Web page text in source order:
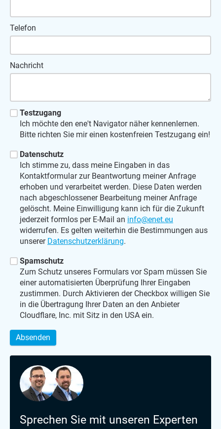
Telefon
Nachricht
Testzugang
Ich möchte den ene't Navigator näher kennenlernen.
Bitte richten Sie mir einen kostenfreien Testzugang ein!
Datenschutz
Ich stimme zu, dass meine Eingaben in das
Kontaktformular zur Beantwortung meiner Anfrage
erhoben und verarbeitet werden. Diese Daten werden
nach abgeschlossener Bearbeitung meiner Anfrage
gelöscht. Meine Einwilligung kann ich für die Zukunft
jederzeit formlos per E-Mail an info@enet.eu
widerrufen. Es gelten weiterhin die Bestimmungen aus
unserer Datenschutzerklärung.
Spamschutz
Zum Schutz unseres Formulars vor Spam müssen Sie
einer automatisierten Überprüfung Ihrer Eingaben
zustimmen. Durch Aktivieren der Checkbox willigen Sie
in die Übertragung Ihrer Daten an den Anbieter
Cloudflare, Inc. mit Sitz in den USA ein.
Absenden
Sprechen Sie mit unseren Experten